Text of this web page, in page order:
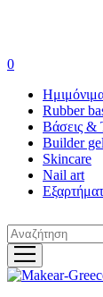
0
Rubber
Βάσεις &
Builder
Skincare
Nail art